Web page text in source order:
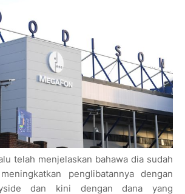
telah menjelaskan bahawa dia sudah
penglibatannya dengan
dan kini dengan dana yang